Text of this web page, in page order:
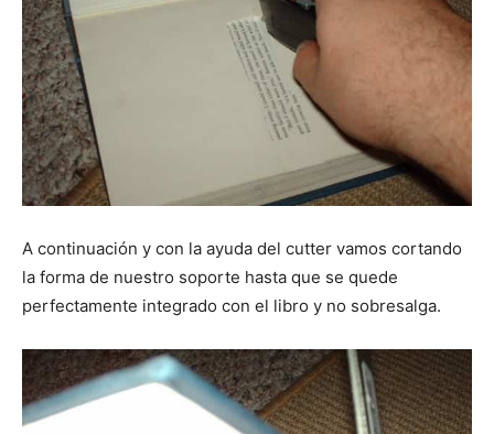
A continuación y con la ayuda del cutter vamos cortando
la forma de nuestro soporte hasta que se quede
perfectamente integrado con el libro y no sobresalga.